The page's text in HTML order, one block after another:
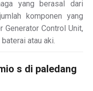
yang berasal dari
komponen yang
Generator Control Unit,
atau aki.
s di paledang